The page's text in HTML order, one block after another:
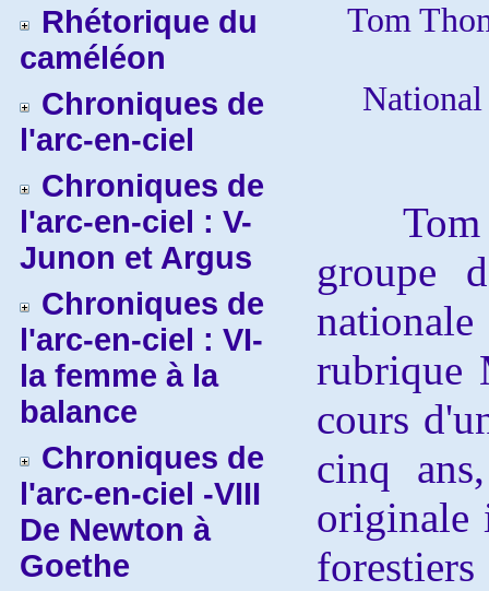
Rhétorique du
caméléon
Chroniques de
l'arc-en-ciel
Chroniques de
l'arc-en-ciel : V-
Junon et Argus
Chroniques de
l'arc-en-ciel : VI-
la femme à la
balance
Chroniques de
l'arc-en-ciel -VIII
De Newton à
Goethe
Tom
Tom
groupe
rubrique
cours
cinq
originale